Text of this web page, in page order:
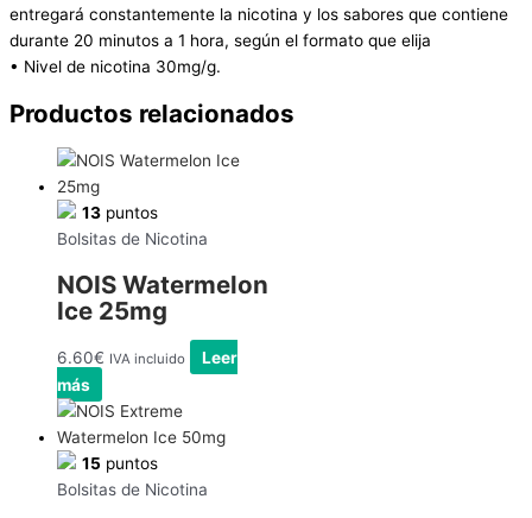
entregará constantemente la nicotina y los sabores que contiene
durante 20 minutos a 1 hora, según el formato que elija
• Nivel de nicotina 30mg/g.
Productos relacionados
13 puntos
Bolsitas de Nicotina
NOIS Watermelon
Ice 25mg
6.60€ IVA incluido
Leer
más
15 puntos
Bolsitas de Nicotina